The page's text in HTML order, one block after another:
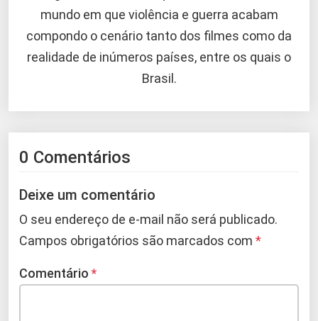
mundo em que violência e guerra acabam
compondo o cenário tanto dos filmes como da
realidade de inúmeros países, entre os quais o
Brasil.
0 Comentários
Deixe um comentário
O seu endereço de e-mail não será publicado.
Campos obrigatórios são marcados com *
Comentário *